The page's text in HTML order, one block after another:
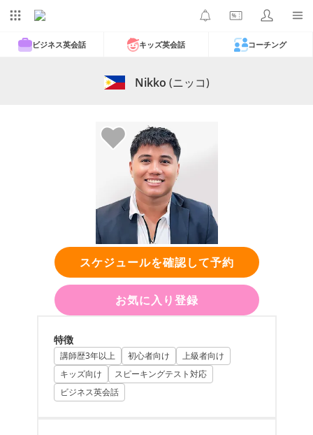
ビジネス英会話 キッズ英会話 コーチング
Nikko (ニッコ)
スケジュールを確認して予約
お気に入り登録
特徴
講師歴3年以上 初心者向け
上級者向け
キッズ向け
スピーキングテスト対応
ビジネス英会話